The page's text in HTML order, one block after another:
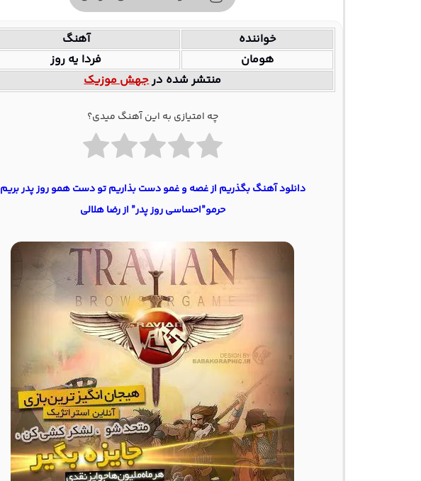
خواننده
آهنگ
هومان
فردا یه روز
منتشر شده درجهش موزیک
چه امتیازی به این آهنگ میدی؟
دانلود آهنگ بگذریم از غصه و غمو دست بذاریم تو دست همو روز پدر بریم
حرمو”احساسی روز پدر” از رضا هلالی